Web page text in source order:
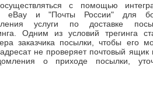
с помощью
eBay и "Почты России" для
услуги по доставке
Одним из условий трегинга
заказчика посылки, чтобы его
не проверяет почтовый ящик
о приходе посылки,